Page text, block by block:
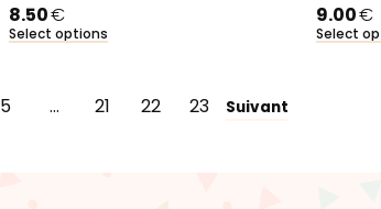
8.50€
Select options
9.00€
Select
5 … 21 22 23 Suivant